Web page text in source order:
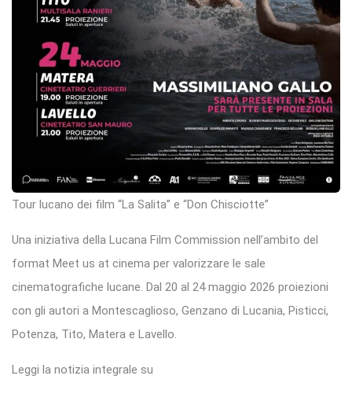
Tour lucano dei film “La Salita” e “Don Chisciotte”
Una iniziativa della Lucana Film Commission nell’ambito del
format Meet us at cinema per valorizzare le sale
cinematografiche lucane. Dal 20 al 24 maggio 2026 proiezioni
con gli autori a Montescaglioso, Genzano di Lucania, Pisticci,
Potenza, Tito, Matera e Lavello.
Leggi la notizia integrale su